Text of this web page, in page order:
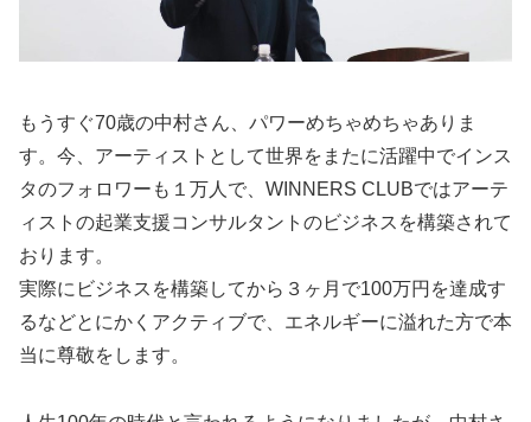
もうすぐ70歳の中村さん、パワーめちゃめちゃありま
す。今、アーティストとして世界をまたに活躍中でインス
タのフォロワーも１万人で、WINNERS CLUBではアーテ
ィストの起業支援コンサルタントのビジネスを構築されて
おります。
実際にビジネスを構築してから３ヶ月で100万円を達成す
るなどとにかくアクティブで、エネルギーに溢れた方で本
当に尊敬をします。